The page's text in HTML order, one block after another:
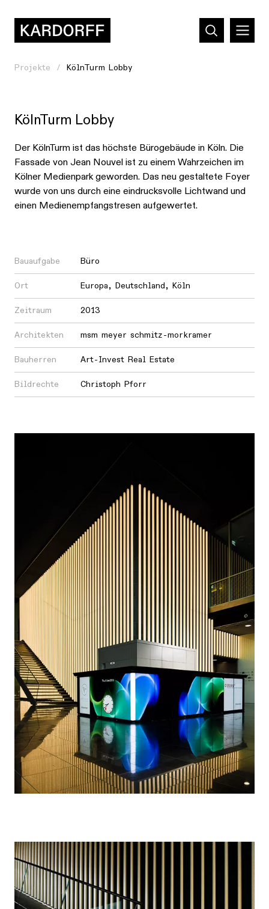
Projekte KölnTurm Lobby
KölnTurm Lobby
Der KölnTurm ist das höchste Bürogebäude in Köln. Die
Fassade von Jean Nouvel ist zu einem Wahrzeichen im
Kölner Medienpark geworden. Das neu gestaltete Foyer
wurde von uns durch eine eindrucksvolle Lichtwand und
einen Medienempfangstresen aufgewertet.
Bauaufgabe Büro
Ort Europa, Deutschland, Köln
Zeitraum 2013
Architekten msm meyer schmitz-morkramer
Bauherren Art-Invest Real Estate
Bildrechte Christoph Pforr